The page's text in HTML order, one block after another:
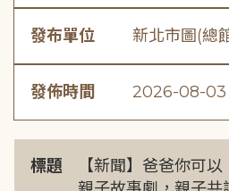
發布單位 新北市圖(總
發佈時間 2026-08-03
標題
【新聞】爸爸你可